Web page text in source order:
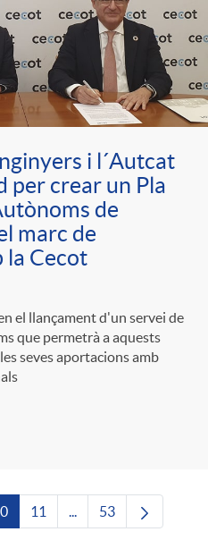
i l´Autcat
per crear un Pla
de
marc de
la Cecot
el llançament d'un servei de
que permetrà a aquests
seves aportacions amb
Utilitzeu TAB per
Pàgina
11 ...Pàgines intermèdies
Pàgina
53